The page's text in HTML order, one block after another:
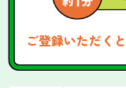
ご登録いただくと